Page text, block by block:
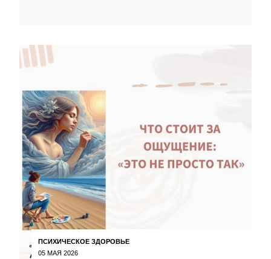
ПСИХИЧЕСКОЕ ЗДОРОВЬЕ
05 МАЯ 2026